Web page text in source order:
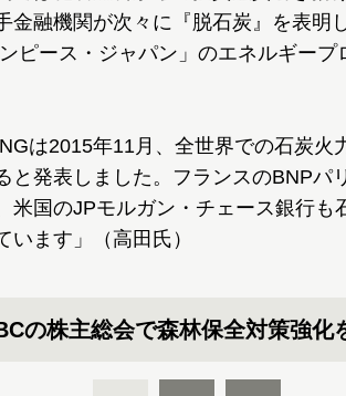
金融機関が次々に『脱石炭』を表明
ピース・ジャパン」のエネルギープ
は2015年11月、全世界での石炭
と発表しました。フランスのBNPパ
米国のJPモルガン・チェース銀行も
います」（高田氏）
の株主総会で森林保全対策強化